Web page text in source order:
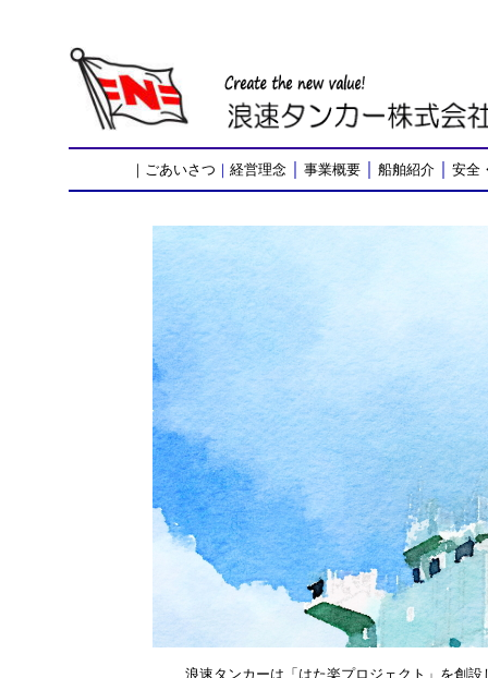
｜ ごあいさつ ｜ 経営理念｜ 事業概要｜ 船舶紹介｜ 安全
浪速タンカーは「はた楽プロジェクト」を創